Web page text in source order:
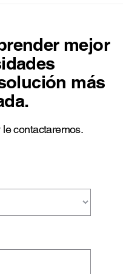
mejor
más
contactaremos.